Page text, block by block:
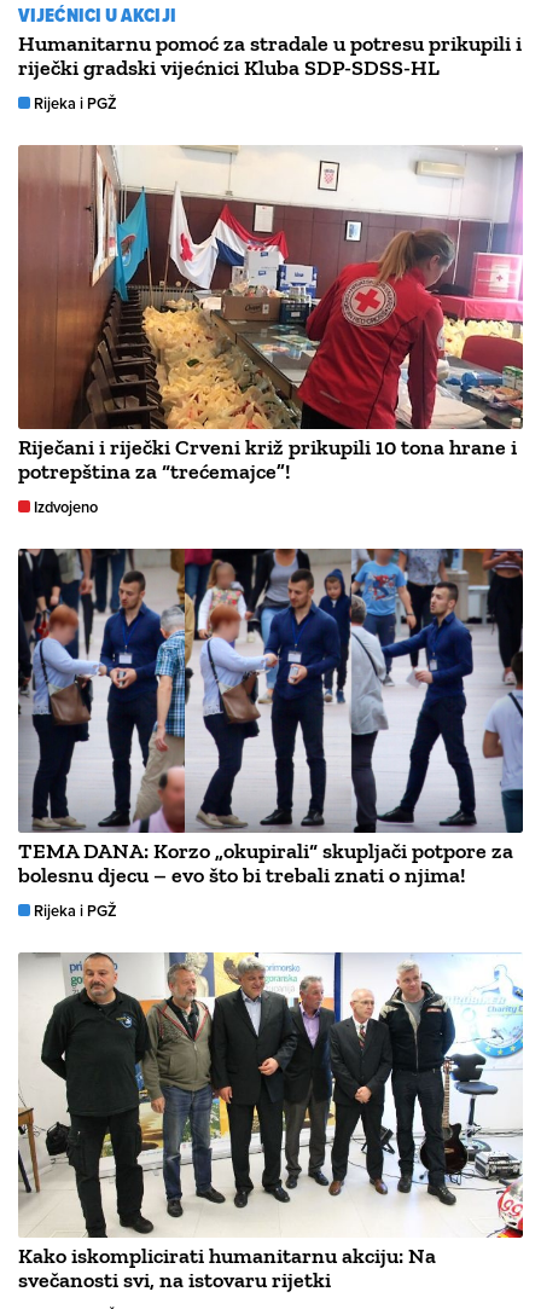
VIJEĆNICI U AKCIJI
Humanitarnu pomoć za stradale u potresu prikupili i
riječki gradski vijećnici Kluba SDP-SDSS-HL
Rijeka i PGŽ
Riječani i riječki Crveni križ prikupili 10 tona hrane i
potrepština za “trećemajce”!
Izdvojeno
TEMA DANA: Korzo „okupirali“ skupljači potpore za
bolesnu djecu – evo što bi trebali znati o njima!
Rijeka i PGŽ
Kako iskomplicirati humanitarnu akciju: Na
svečanosti svi, na istovaru rijetki